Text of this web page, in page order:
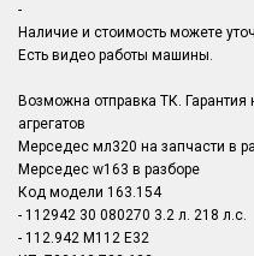
-
Наличие и стоимость можете
Есть видео работы машины.
Возможна отправка ТК. Гарантия
агрегатов
Мерседес мл320 на запчасти в
Мерседес w163 в разборе
Код модели 163.154
- 112942 30 080270 3.2 л. 218 л.с.
- 112.942 M112 E32